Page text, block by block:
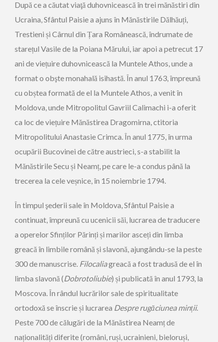
După ce a căutat viaţă duhovnicească în trei mănăstiri din
Ucraina, Sfântul Paisie a ajuns în Mănăstirile Dălhăuți,
Trestieni și Cârnul din Țara Românească, îndrumate de
starețul Vasile de la Poiana Mărului, iar apoi a petrecut 17
ani de viețuire duhovnicească la Muntele Athos, unde a
format o obşte monahală isihastă. În anul 1763, împreună
cu obștea formată de el la Muntele Athos, a venit în
Moldova, unde Mitropolitul Gavriil Calimachi i-a oferit
ca loc de viețuire Mănăstirea Dragomirna, ctitoria
Mitropolitului Anastasie Crimca. În anul 1775, în urma
ocupării Bucovinei de către austrieci, s-a stabilit la
Mănăstirile Secu și Neamț, pe care le-a condus până la
trecerea la cele veșnice, în 15 noiembrie 1794.
În timpul şederii sale în Moldova, Sfântul Paisie a
continuat, împreună cu ucenicii săi, lucrarea de traducere
a operelor Sfinților Părinți și marilor asceți din limba
greacă în limbile română și slavonă, ajungându-se la peste
300 de manuscrise. Filocaliagreacă a fost tradusă de el în
limba slavonă (Dobrotoliubie) și publicată în anul 1793, la
Moscova. În rândul lucrărilor sale de spiritualitate
ortodoxă se înscrie și lucrarea Despre rugăciunea minții.
Peste 700 de călugări de la Mănăstirea Neamț de
naționalități diferite (români, ruși, ucrainieni, bieloruși,